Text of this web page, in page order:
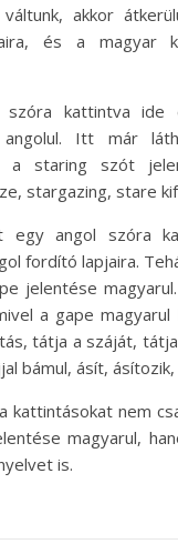
akkor
és a magyar
szóra kattintva ide
angolul. Itt már
a staring szót
stargazing, stare
angol szóra
fordító lapjaira.
jelentése
a gape magyarul
tátja a száját,
bámul, ásít, ásítozik,
kattintásokat nem
magyarul,
is.